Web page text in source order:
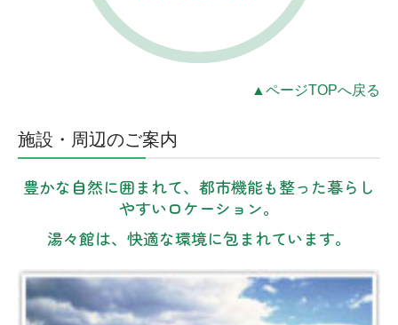
▲ページTOPへ戻る
施設・周辺のご案内
豊かな自然に囲まれて、都市機能も整った暮らし
やすいロケーション。
湯々館は、快適な環境に包まれています。